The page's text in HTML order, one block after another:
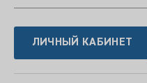
ЛИЧНЫЙ КАБИНЕТ